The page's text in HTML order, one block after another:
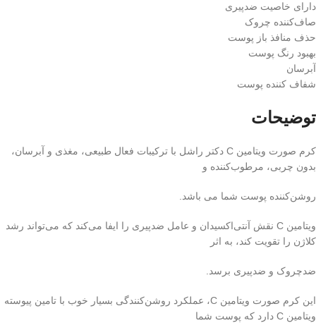
دارای خاصیت ضدپیری
صاف‌کننده چروک
حذف منافذ باز پوست
بهبود رنگ پوست
آبرسان
شفاف کننده پوست
توضیحات
کرم صورت ویتامین C دکتر راشل با ترکیبات فعال طبیعی، مغذی و آبرسان،
بدون چربی، مرطوب‌کننده و
روشن‌کننده پوست شما می باشد.
ویتامین C نقش آنتی‌اکسیدان و عامل ضدپیری را ایفا می‌کند که می‌تواند رشد
کلاژن را تقویت کند، به اثر
ضدچروک و ضدپیری برسد.
این کرم صورت ویتامین C، عملکرد روشن‌کنندگی بسیار خوب با تامین پیوسته
ویتامین C دارد که پوست شما